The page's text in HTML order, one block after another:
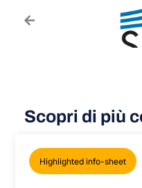
Scopri di più
Highlighted info-sheet